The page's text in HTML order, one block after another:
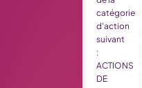
catégorie
d’action
suivant
:
ACTIONS
DE